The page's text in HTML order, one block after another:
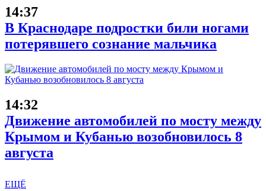
14:37
В Краснодаре подростки били ногами
потерявшего сознание мальчика
14:32
Движение автомобилей по мосту между
Крымом и Кубанью возобновилось 8
августа
ЕЩЁ